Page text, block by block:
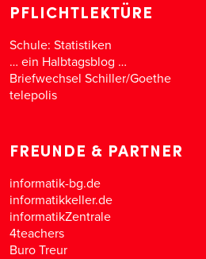
PFLICHTLEKTÜRE
Schule: Statistiken
… ein Halbtagsblog …
Briefwechsel Schiller/Goethe
telepolis
FREUNDE & PARTNER
informatik-bg.de
informatikkeller.de
informatikZentrale
4teachers
Buro Treur